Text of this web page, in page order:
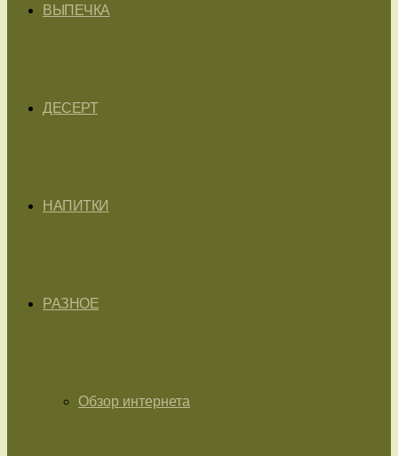
ВЫПЕЧКА
ДЕСЕРТ
НАПИТКИ
РАЗНОЕ
Обзор интернета